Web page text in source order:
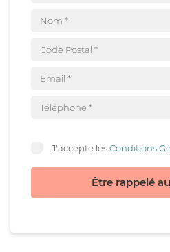
J'accepte lesConditions
Être rappelé